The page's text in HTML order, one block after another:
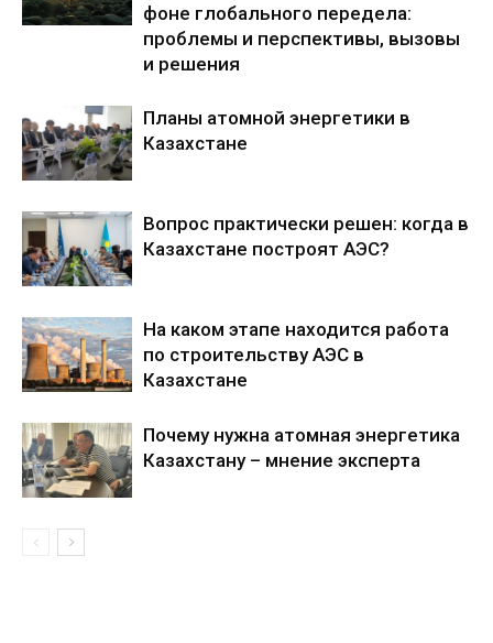
фоне глобального передела:
проблемы и перспективы, вызовы
и решения
Планы атомной энергетики в
Казахстане
Вопрос практически решен: когда в
Казахстане построят АЭС?
На каком этапе находится работа
по строительству АЭС в
Казахстане
Почему нужна атомная энергетика
Казахстану – мнение эксперта